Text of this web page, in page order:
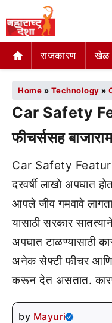
राजकारण खेळ
Home » Technology »
Car Safety
फीचर्ससह
Car Safety
दरवर्षी लाखो अपघात
आपले जीव गमवावे
यासाठी सरकार
अपघात टाळण्यासाठी
अनेक सेफ्टी फीचर
करून देत असतात.
by Mayuri